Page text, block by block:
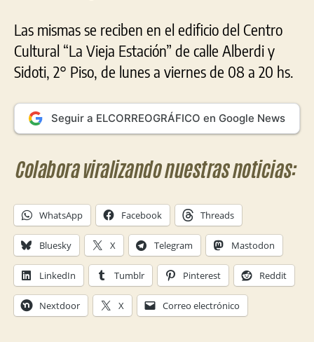
Las mismas se reciben en el edificio del Centro
Cultural “La Vieja Estación” de calle Alberdi y
Sidoti, 2° Piso, de lunes a viernes de 08 a 20 hs.
Seguir a ELCORREOGRÁFICO en Google News
Colabora viralizando nuestras noticias:
WhatsApp Facebook Threads
Bluesky X Telegram Mastodon
LinkedIn Tumblr Pinterest Reddit
Nextdoor X Correo electrónico